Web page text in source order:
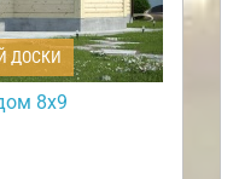
ДОСКИ
8х9